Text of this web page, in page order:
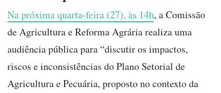
Na próxima quarta-feira (27), às 14h, a Comissão
de Agricultura e Reforma Agrária realiza uma
audiência pública para “discutir os impactos,
riscos e inconsistências do Plano Setorial de
Agricultura e Pecuária, proposto no contexto da